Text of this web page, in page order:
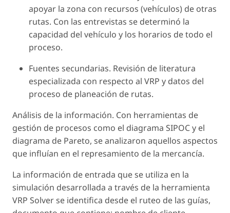
apoyar la zona con recursos (vehículos) de otras
rutas. Con las entrevistas se determinó la
capacidad del vehículo y los horarios de todo el
proceso.
Fuentes secundarias. Revisión de literatura
especializada con respecto al VRP y datos del
proceso de planeación de rutas.
Análisis de la información. Con herramientas de
gestión de procesos como el diagrama SIPOC y el
diagrama de Pareto, se analizaron aquellos aspectos
que influían en el represamiento de la mercancía.
La información de entrada que se utiliza en la
simulación desarrollada a través de la herramienta
VRP Solver se identifica desde el ruteo de las guías,